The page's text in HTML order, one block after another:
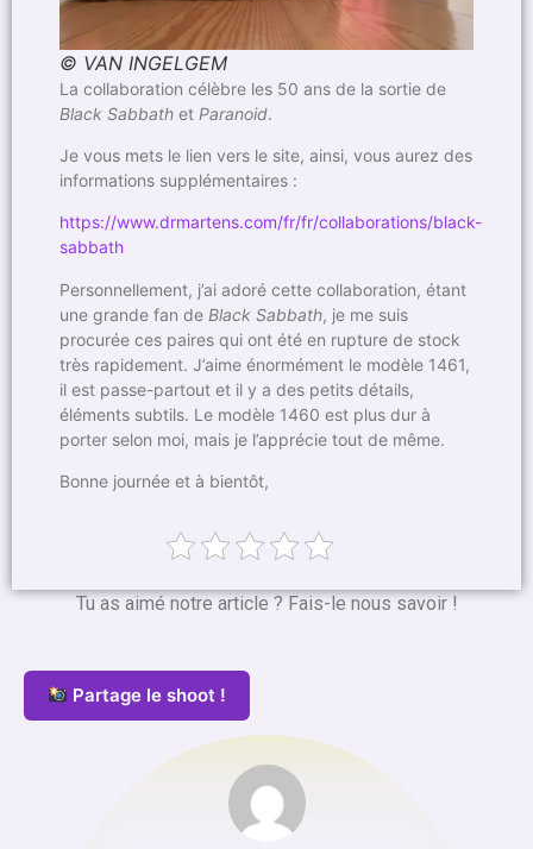
© VAN INGELGEM
La collaboration célèbre les 50 ans de la sortie de
Black Sabbath et Paranoid.
Je vous mets le lien vers le site, ainsi, vous aurez des
informations supplémentaires :
https://www.drmartens.com/fr/fr/collaborations/black-
sabbath
Personnellement, j’ai adoré cette collaboration, étant
une grande fan de Black Sabbath, je me suis
procurée ces paires qui ont été en rupture de stock
très rapidement. J’aime énormément le modèle 1461,
il est passe-partout et il y a des petits détails,
éléments subtils. Le modèle 1460 est plus dur à
porter selon moi, mais je l’apprécie tout de même.
Bonne journée et à bientôt,
Tu as aimé notre article ? Fais-le nous savoir !
Partage le shoot !